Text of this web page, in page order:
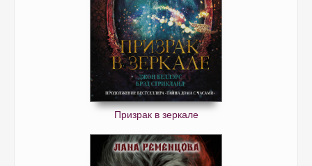
Призрак в зеркале